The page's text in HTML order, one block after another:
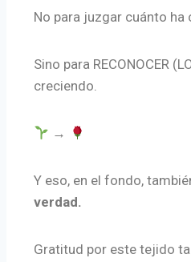
No para juzgar cuánto ha
Sino para RECONOCER
creciendo.
→
Y eso, en el fondo,
verdad.
Gratitud por este tejido